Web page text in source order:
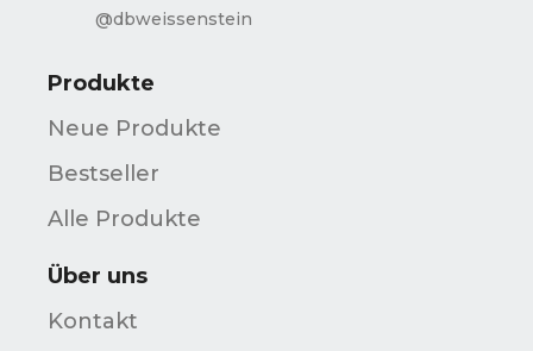
@dbweissenstein
Produkte
Neue Produkte
Bestseller
Alle Produkte
Über uns
Kontakt